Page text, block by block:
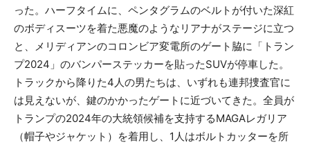
った。ハーフタイムに、ペンタグラムのベルトが付いた深紅
のボディスーツを着た悪魔のようなリアナがステージに立つ
と、メリディアンのコロンビア変電所のゲート脇に「トラン
プ2024」のバンパーステッカーを貼ったSUVが停車した。
トラックから降りた4人の男たちは、いずれも連邦捜査官に
は見えないが、鍵のかかったゲートに近づいてきた。全員が
トランプの2024年の大統領候補を支持するMAGAレガリア
（帽子やジャケット）を着用し、1人はボルトカッターを所